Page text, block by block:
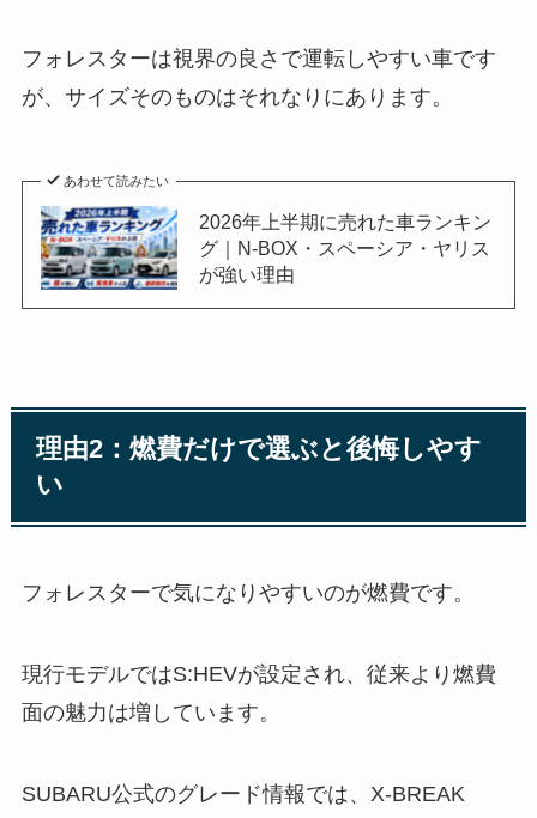
フォレスターは視界の良さで運転しやすい車です
が、サイズそのものはそれなりにあります。
あわせて読みたい
2026年上半期に売れた車ランキン
グ｜N-BOX・スペーシア・ヤリス
が強い理由
理由2：燃費だけで選ぶと後悔しやす
い
フォレスターで気になりやすいのが燃費です。
現行モデルではS:HEVが設定され、従来より燃費
面の魅力は増しています。
SUBARU公式のグレード情報では、X-BREAK